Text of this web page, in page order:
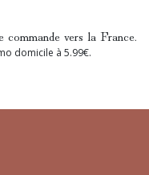
vers la France.
domicile à 5.99€.